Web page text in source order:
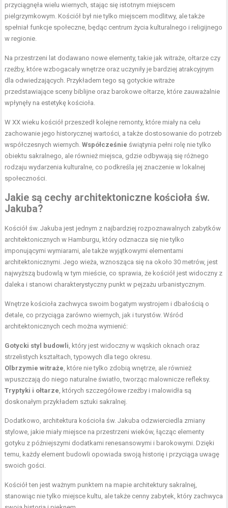
przyciągnęła wielu wiernych, stając się istotnym miejscem
pielgrzymkowym. Kościół był nie tylko miejscem modlitwy, ale także
spełniał funkcje społeczne, będąc centrum życia kulturalnego i religijnego
w regionie.
Na przestrzeni lat dodawano nowe elementy, takie jak witraże, ołtarze czy
rzeźby, które wzbogacały wnętrze oraz uczyniły je bardziej atrakcyjnym
dla odwiedzających. Przykładem tego są gotyckie witraże
przedstawiające sceny biblijne oraz barokowe ołtarze, które zauważalnie
wpłynęły na estetykę kościoła.
W XX wieku kościół przeszedł kolejne remonty, które miały na celu
zachowanie jego historycznej wartości, a także dostosowanie do potrzeb
współczesnych wiernych.Współcześnie świątynia pełni rolę nie tylko
obiektu sakralnego, ale również miejsca, gdzie odbywają się różnego
rodzaju wydarzenia kulturalne, co podkreśla jej znaczenie w lokalnej
społeczności.
Jakie są cechy architektoniczne kościoła św.
Jakuba?
Kościół św. Jakuba jest jednym z najbardziej rozpoznawalnych zabytków
architektonicznych w Hamburgu, który odznacza się nie tylko
imponującymi wymiarami, ale także wyjątkowymi elementami
architektonicznymi. Jego wieża, wznosząca się na około 30 metrów, jest
najwyższą budowlą w tym mieście, co sprawia, że kościół jest widoczny z
daleka i stanowi charakterystyczny punkt w pejzażu urbanistycznym.
Wnętrze kościoła zachwyca swoim bogatym wystrojem i dbałością o
detale, co przyciąga zarówno wiernych, jak i turystów. Wśród
architektonicznych cech można wymienić:
Gotycki styl budowli , który jest widoczny w wąskich oknach oraz
strzelistych kształtach, typowych dla tego okresu.
Olbrzymie witraże , które nie tylko zdobią wnętrze, ale również
wpuszczają do niego naturalne światło, tworząc malownicze refleksy.
Tryptyki i ołtarze , których szczegółowe rzeźby i malowidła są
doskonałym przykładem sztuki sakralnej.
Dodatkowo, architektura kościoła św. Jakuba odzwierciedla zmiany
stylowe, jakie miały miejsce na przestrzeni wieków, łącząc elementy
gotyku z późniejszymi dodatkami renesansowymi i barokowymi. Dzięki
temu, każdy element budowli opowiada swoją historię i przyciąga uwagę
swoich gości.
Kościół ten jest ważnym punktem na mapie architektury sakralnej,
stanowiąc nie tylko miejsce kultu, ale także cenny zabytek, który zachwyca